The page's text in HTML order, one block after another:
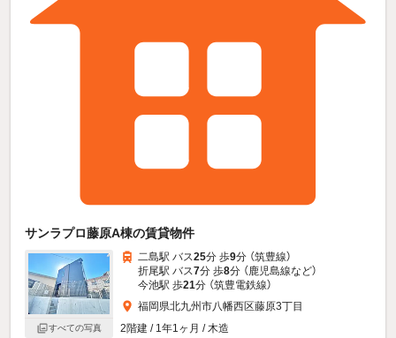
サンラプロ藤原A棟の賃貸物件
すべての写真
二島駅 バス25分 歩9分 （筑豊線）
折尾駅 バス7分 歩8分 （鹿児島線など）
今池駅 歩21分 （筑豊電鉄線）
福岡県北九州市八幡西区藤原3丁目
2階建 / 1年1ヶ月 / 木造